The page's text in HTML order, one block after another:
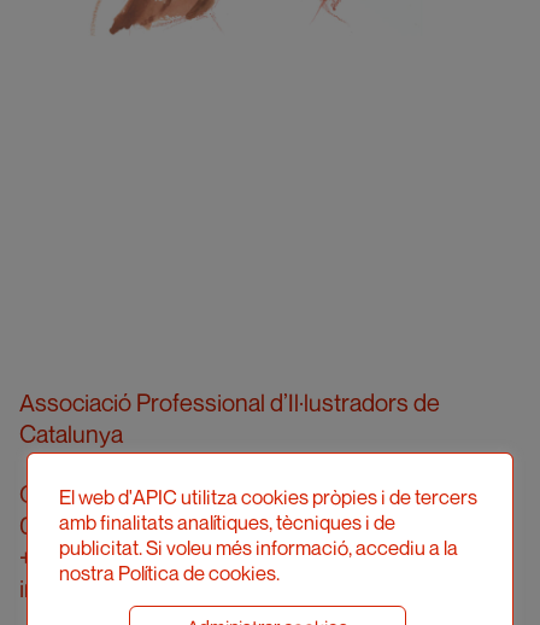
Associació Professional d’Il·lustradors de
Catalunya
Carrer Londres, 96, pral. 2a
08036 Barcelona
+34 934 161 474
info@apic.cat
El web d'APIC utilitza cookies pròpies i de tercers
amb finalitats analítiques, tècniques i de
publicitat. Si voleu més informació, accediu a la
nostra Política de cookies.